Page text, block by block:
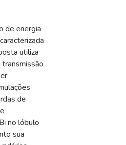
de energia
utiliza
transmissão
de
no lóbulo
sua